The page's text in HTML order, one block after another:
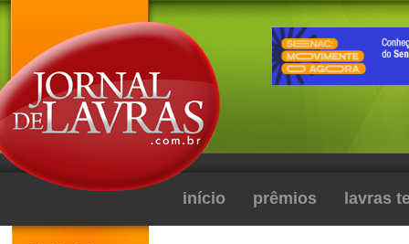
início prêmios lavras